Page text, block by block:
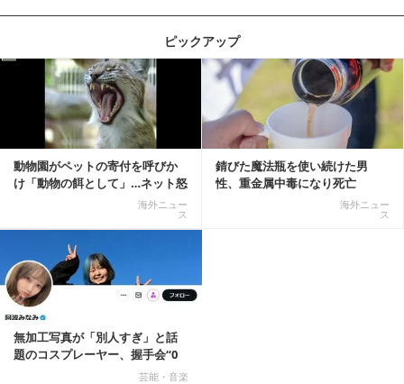
ピックアップ
動物園がペットの寄付を呼びか
け「動物の餌として」…ネット怒
海外ニュー
ス
錆びた魔法瓶を使い続けた男
性、重金属中毒になり死亡
海外ニュー
ス
記事を読む
無加工写真が「別人すぎ」と話
題のコスプレーヤー、握手会“0
芸能・音楽